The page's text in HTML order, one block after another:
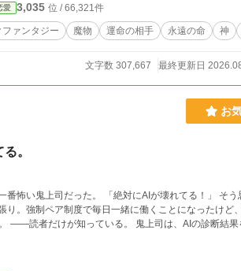
愛 3,035 位 / 66,321件
ファンタジー 魔物 運命の相手 永遠の命 神
文字数 307,667 最終更新日
お
。
壊れてる！」 そう思ったのは俺だけで、会
り。強制ペア制度で毎日一緒に働くことになったけど
ツ